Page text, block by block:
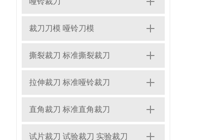
裁刀刀模 哑铃刀模
撕裂裁刀 标准撕裂裁刀
拉伸裁刀 标准哑铃裁刀
直角裁刀 标准直角裁刀
试片裁刀 试验裁刀 实验裁刀